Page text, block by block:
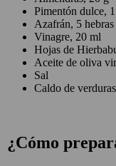
Pimentón dulce,
Azafrán, 5 hebras
Vinagre, 20 ml
Hojas de
Aceite de oliva
Sal
Caldo de verduras
¿Cómo